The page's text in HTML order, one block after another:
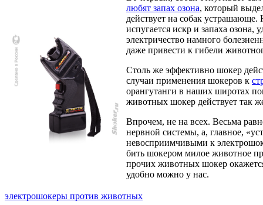
любят запах озона, который
действует на собак
испугается искр и запаха озона,
электричество намного
даже привести к гибели
Столь же эффективно шокер
случаи применения шокеров к
орангутанги в наших широтах
животных шокер действует так
Впрочем, не на всех. Весьма
нервной системы, а, главное,
невосприимчивыми к
бить шокером милое животное
прочих животных шокер
удобно можно у нас.
электрошокеры против животных